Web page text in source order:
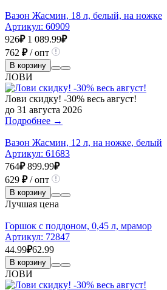
Вазон Жасмин, 18 л, белый, на ножке
Артикул: 60909
926₽ 1 089.99₽
762 ₽/ опт
В корзину
ЛОВИ
Лови скидку! -30% весь август!
до 31 августа 2026
Подробнее →
Вазон Жасмин, 12 л, на ножке, белый
Артикул: 61683
764₽ 899.99₽
629 ₽/ опт
В корзину
Лучшая цена
Горшок с поддоном, 0,45 л, мрамор
Артикул: 72847
44.99₽62.99
В корзину
ЛОВИ